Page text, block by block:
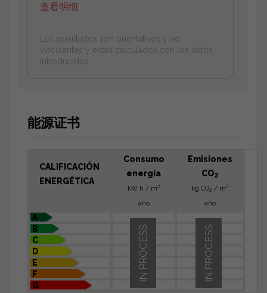
查看明细
Los resultados son orientativos y no
vinculantes y estan calculados con los datos
introducidos.
能源证书
CALIFICACIÓN
ENERGÉTICA
Consumo
energía
kW h / m2
año
Emisiones
CO2
kg CO2 / m2
año
A
B
C
D
E
F
G
IN PROCESS
IN PROCESS